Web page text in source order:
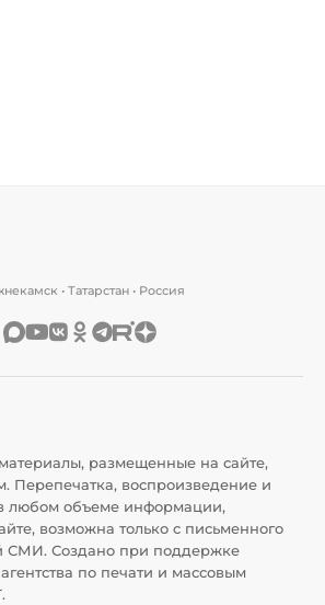
• Татарстан • Россия
размещенные на сайте,
Перепечатка, воспроизведение и
любом объеме информации,
возможна только с письменного
СМИ. Создано при поддержке
по печати и массовым